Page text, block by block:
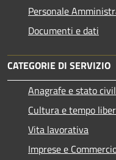
Personale
Documenti e dati
CATEGORIE DI SERVIZIO
Anagrafe e stato
Cultura e tempo
Vita lavorativa
Imprese e